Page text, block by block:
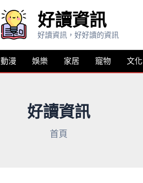
好讀資訊
好讀資訊，好好讀的資訊
動漫 娛樂 家居 寵物 文化
好讀資訊
首頁